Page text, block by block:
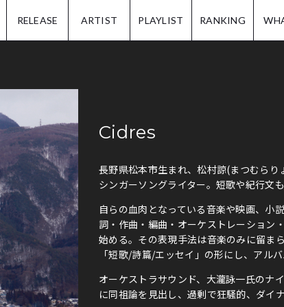
RELEASE ARTIST PLAYLIST RANKING
Cidres
長野県松本市生まれ、松村諒(まつむらり
シンガーソングライター。短歌や紀行文も
自らの血肉となっている音楽や映画、小
詞・作曲・編曲・オーケストレーション
始める。その表現手法は音楽のみに留ま
「短歌/詩篇/エッセイ」の形にし、アル
オーケストラサウンド、大瀧詠一氏のナ
に同祖論を見出し、過剰で狂騒的、ダイ